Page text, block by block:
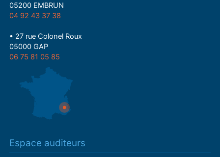
05200 EMBRUN
04 92 43 37 38
• 27 rue Colonel Roux
05000 GAP
06 75 81 05 85
Espace auditeurs